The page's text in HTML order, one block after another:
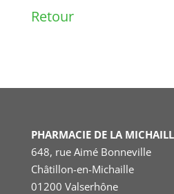
Retour
PHARMACIE DE LA
648, rue Aimé Bonneville
Châtillon-en-Michaille
01200 Valserhône